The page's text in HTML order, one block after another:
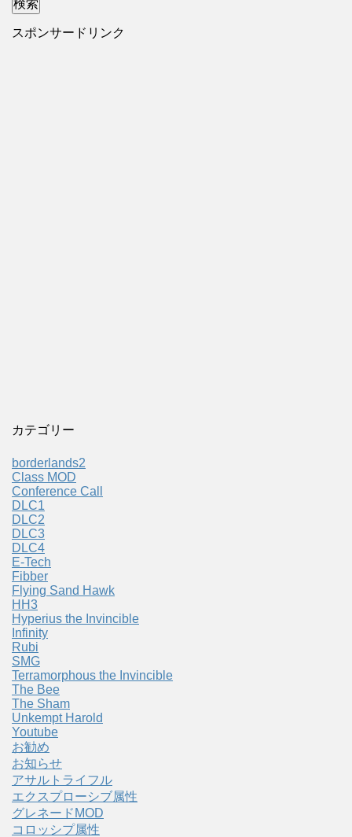
スポンサードリンク
カテゴリー
borderlands2
Class MOD
Conference Call
DLC1
DLC2
DLC3
DLC4
E-Tech
Fibber
Flying Sand Hawk
HH3
Hyperius the Invincible
Infinity
Rubi
SMG
Terramorphous the Invincible
The Bee
The Sham
Unkempt Harold
Youtube
お勧め
お知らせ
アサルトライフル
エクスプローシブ属性
グレネードMOD
コロッシプ属性